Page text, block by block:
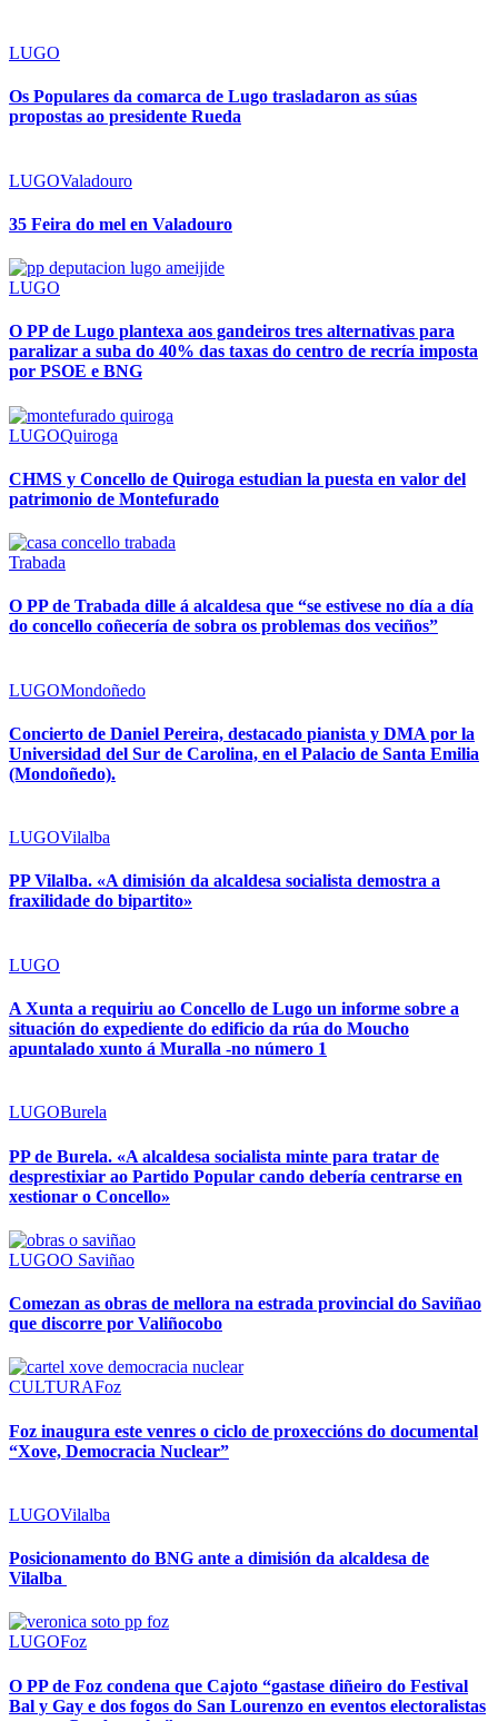
LUGO
Os Populares da comarca de Lugo trasladaron as súas
propostas ao presidente Rueda
LUGOValadouro
35 Feira do mel en Valadouro
LUGO
O PP de Lugo plantexa aos gandeiros tres alternativas para
paralizar a suba do 40% das taxas do centro de recría imposta
por PSOE e BNG
LUGOQuiroga
CHMS y Concello de Quiroga estudian la puesta en valor del
patrimonio de Montefurado
Trabada
O PP de Trabada dille á alcaldesa que “se estivese no día a día
do concello coñecería de sobra os problemas dos veciños”
LUGOMondoñedo
Concierto de Daniel Pereira, destacado pianista y DMA por la
Universidad del Sur de Carolina, en el Palacio de Santa Emilia
(Mondoñedo).
LUGOVilalba
PP Vilalba. «A dimisión da alcaldesa socialista demostra a
fraxilidade do bipartito»
LUGO
A Xunta a requiriu ao Concello de Lugo un informe sobre a
situación do expediente do edificio da rúa do Moucho
apuntalado xunto á Muralla -no número 1
LUGOBurela
PP de Burela. «A alcaldesa socialista minte para tratar de
desprestixiar ao Partido Popular cando debería centrarse en
xestionar o Concello»
LUGOO Saviñao
Comezan as obras de mellora na estrada provincial do Saviñao
que discorre por Valiñocobo
CULTURAFoz
Foz inaugura este venres o ciclo de proxeccións do documental
“Xove, Democracia Nuclear”
LUGOVilalba
Posicionamento do BNG ante a dimisión da alcaldesa de
Vilalba
LUGOFoz
O PP de Foz condena que Cajoto “gastase diñeiro do Festival
Bal y Gay e dos fogos do San Lourenzo en eventos electoralistas